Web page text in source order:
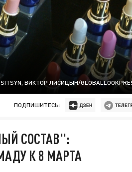
ВИКТОР ЛИСИЦЫН/
ПОДПИШИТЕСЬ:
СОСТАВ":
К 8 МАРТА